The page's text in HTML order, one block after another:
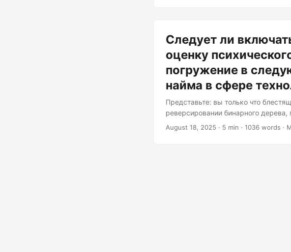
Следует ли
оценку
погружение в
найма в сфере
Представьте: вы только что
реверсировании бинарного
архитектор и даже смогли
August 18, 2025 · 5 min · 1036 words ·